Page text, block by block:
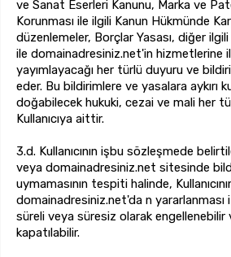
ve Sanat Eserleri Kanunu, Marka ve
Korunması ile ilgili Kanun Hükmünde
düzenlemeler, Borçlar Yasası, diğer
ile domainadresiniz.net'in hizmetlerine
yayımlayacağı her türlü duyuru ve
eder. Bu bildirimlere ve yasalara aykırı
doğabilecek hukuki, cezai ve mali her
Kullanıcıya aittir.
3.d. Kullanıcının işbu sözleşmede
veya domainadresiniz.net sitesinde
uymamasının tespiti halinde,
domainadresiniz.net'da n yararlanması
süreli veya süresiz olarak engellenebilir
kapatılabilir.